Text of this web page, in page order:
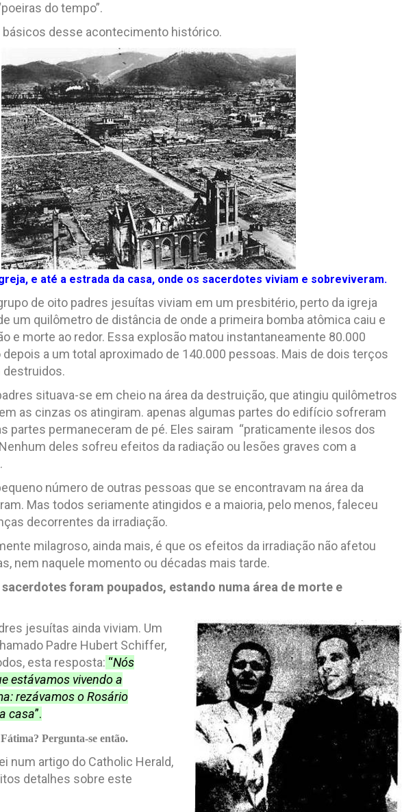
do tempo”.
desse acontecimento histórico.
e até a estrada da casa, onde os sacerdotes viviam e sobreviveram.
de oito padres jesuítas viviam em um presbitério, perto da igreja
um quilômetro de distância de onde a primeira bomba atômica caiu e
e morte ao redor. Essa explosão matou instantaneamente 80.000
a um total aproximado de 140.000 pessoas. Mais de dois terços
situava-se em cheio na área da destruição, que atingiu quilômetros
as cinzas os atingiram. apenas algumas partes do edifício sofreram
partes permaneceram de pé. Eles sairam “praticamente ilesos dos
deles sofreu efeitos da radiação ou lesões graves com a
número de outras pessoas que se encontravam na área da
Mas todos seriamente atingidos e a maioria, pelo menos, faleceu
decorrentes da irradiação.
milagroso, ainda mais, é que os efeitos da irradiação não afetou
nem naquele momento ou décadas mais tarde.
foram poupados, estando numa área de morte e
jesuítas ainda viviam. Um
Padre Hubert Schiffer,
esta resposta: “Nós
estávamos vivendo a
rezávamos o Rosário
casa”.
Pergunta-se então.
num artigo do Catholic Herald,
detalhes sobre este